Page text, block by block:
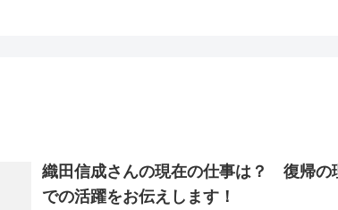
織田信成さんの現在の仕事は？ 復帰の
での活躍をお伝えします！